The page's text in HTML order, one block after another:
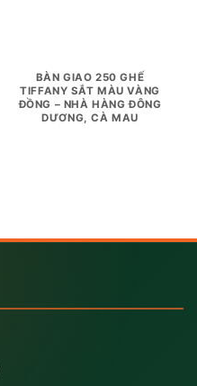
BÀN GIAO 250 GHẾ
TIFFANY SẮT MÀU VÀNG
ĐỒNG – NHÀ HÀNG ĐÔNG
DƯƠNG, CÀ MAU